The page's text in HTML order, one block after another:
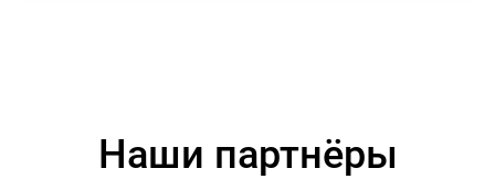
Наши партнёры